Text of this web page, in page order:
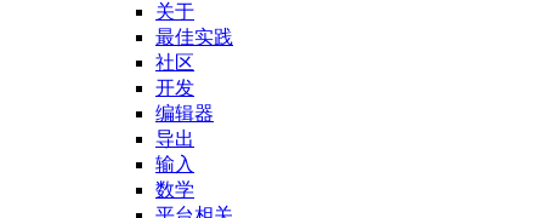
关于
最佳实践
社区
开发
编辑器
导出
输入
数学